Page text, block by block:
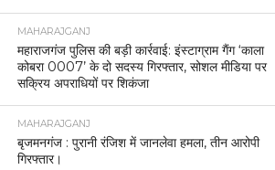
MAHARAJGANJ
महाराजगंज पुलिस की बड़ी कार्रवाई: इंस्टाग्राम गैंग ‘काला
कोबरा 0007’ के दो सदस्य गिरफ्तार, सोशल मीडिया पर
सक्रिय अपराधियों पर शिकंजा
MAHARAJGANJ
बृजमनगंज : पुरानी रंजिश में जानलेवा हमला, तीन आरोपी
गिरफ्तार।